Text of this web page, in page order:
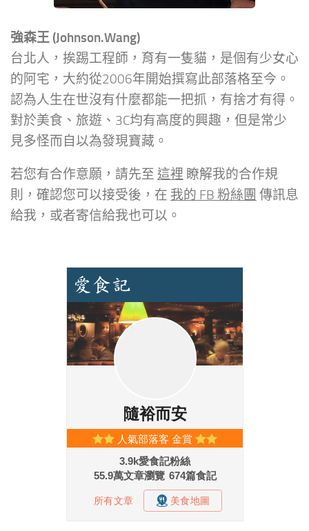
強森王 (Johnson.Wang)
台北人，挨踢工程師，育有一隻貓，是個有少女心
的阿宅，大約從2006年開始撰寫此部落格至今。
認為人生在世沒有什麼都能一把抓，有捨才有得。
對於美食、旅遊、3C均有高度的興趣，但是常少
見多怪而自以為發現寶藏。
若您有合作意願，請先至 這裡 瞭解我的合作規
則，確認您可以接受後，在 我的 FB 粉絲團 傳訊息
給我，或者寄信給我也可以。